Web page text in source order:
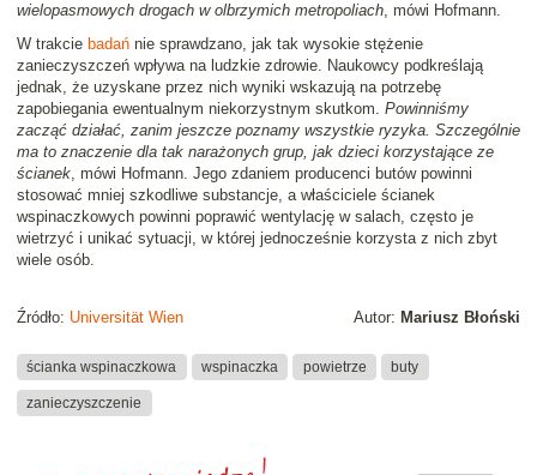
wielopasmowych drogach w olbrzymich metropoliach, mówi Hofmann.
W trakcie badań nie sprawdzano, jak tak wysokie stężenie
zanieczyszczeń wpływa na ludzkie zdrowie. Naukowcy podkreślają
jednak, że uzyskane przez nich wyniki wskazują na potrzebę
zapobiegania ewentualnym niekorzystnym skutkom. Powinniśmy
zacząć działać, zanim jeszcze poznamy wszystkie ryzyka. Szczególnie
ma to znaczenie dla tak narażonych grup, jak dzieci korzystające ze
ścianek, mówi Hofmann. Jego zdaniem producenci butów powinni
stosować mniej szkodliwe substancje, a właściciele ścianek
wspinaczkowych powinni poprawić wentylację w salach, często je
wietrzyć i unikać sytuacji, w której jednocześnie korzysta z nich zbyt
wiele osób.
Autor: Mariusz Błoński
Źródło: Universität Wien
ścianka wspinaczkowa wspinaczka powietrze buty
zanieczyszczenie